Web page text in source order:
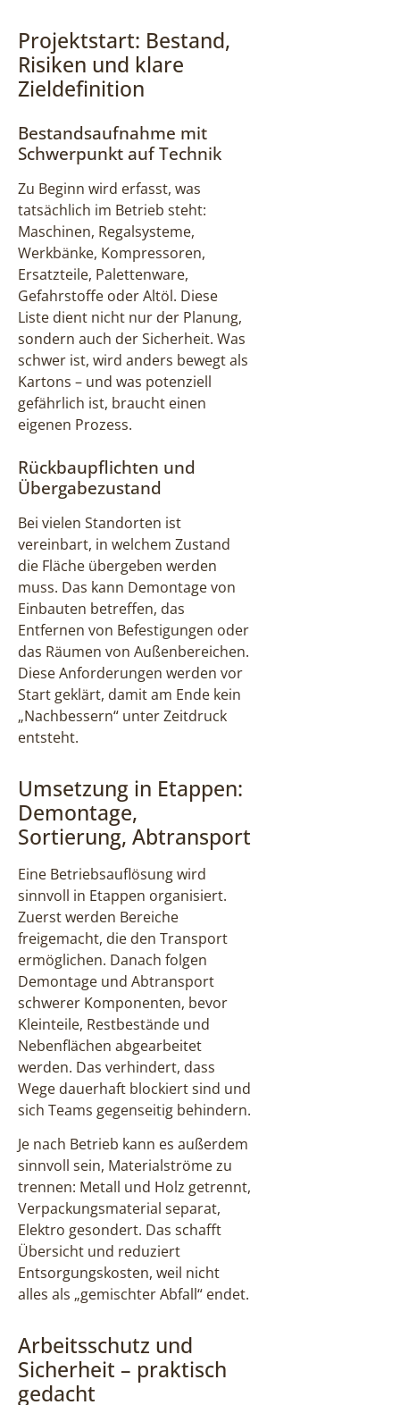
Projektstart: Bestand,
Risiken und klare
Zieldefinition
Bestandsaufnahme mit
Schwerpunkt auf Technik
Zu Beginn wird erfasst, was
tatsächlich im Betrieb steht:
Maschinen, Regalsysteme,
Werkbänke, Kompressoren,
Ersatzteile, Palettenware,
Gefahrstoffe oder Altöl. Diese
Liste dient nicht nur der Planung,
sondern auch der Sicherheit. Was
schwer ist, wird anders bewegt als
Kartons – und was potenziell
gefährlich ist, braucht einen
eigenen Prozess.
Rückbaupflichten und
Übergabezustand
Bei vielen Standorten ist
vereinbart, in welchem Zustand
die Fläche übergeben werden
muss. Das kann Demontage von
Einbauten betreffen, das
Entfernen von Befestigungen oder
das Räumen von Außenbereichen.
Diese Anforderungen werden vor
Start geklärt, damit am Ende kein
„Nachbessern“ unter Zeitdruck
entsteht.
Umsetzung in Etappen:
Demontage,
Sortierung, Abtransport
Eine Betriebsauflösung wird
sinnvoll in Etappen organisiert.
Zuerst werden Bereiche
freigemacht, die den Transport
ermöglichen. Danach folgen
Demontage und Abtransport
schwerer Komponenten, bevor
Kleinteile, Restbestände und
Nebenflächen abgearbeitet
werden. Das verhindert, dass
Wege dauerhaft blockiert sind und
sich Teams gegenseitig behindern.
Je nach Betrieb kann es außerdem
sinnvoll sein, Materialströme zu
trennen: Metall und Holz getrennt,
Verpackungsmaterial separat,
Elektro gesondert. Das schafft
Übersicht und reduziert
Entsorgungskosten, weil nicht
alles als „gemischter Abfall“ endet.
Arbeitsschutz und
Sicherheit – praktisch
gedacht